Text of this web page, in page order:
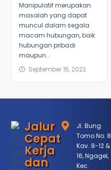
Manipulatif merupakan
masalah yang dapat
muncul dalam segala
macam hubungan, baik
hubungan pribadi
maupun...
September 15, 2022
Jalur
Cepat
Kerja
dan
Jl. Bung
Tomo No. 8
Kav. 8-12 &
16, Ngagel,
Kec.